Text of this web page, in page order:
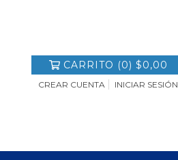
CARRITO (0) $0,00
CREAR CUENTA INICIAR SESIÓN